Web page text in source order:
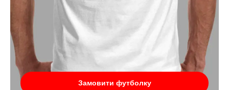
Замовити футболку